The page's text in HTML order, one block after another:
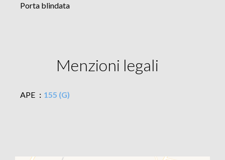
Porta blindata
Menzioni legali
APE 155 (G)